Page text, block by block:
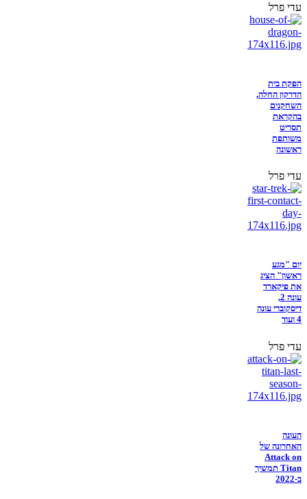
עדי פרל
הפקת בית
הדרקון החלה,
השחקנים
בהקראת
תסריט
משותפת
ראשונה
עדי פרל
יום "מגע
ראשון" הציג
את פיקארד
עונה 2,
דיסקוברי עונה
4 ועוד
עדי פרל
העונה
האחרונה של
Attack on
Titan תמשיך
ב-2022